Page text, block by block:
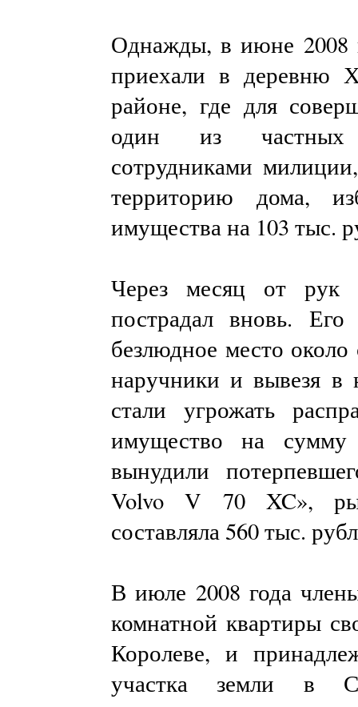
Однажды, в июне 2008
приехали в деревню
районе, где для
один из частных
сотрудниками
территорию дома,
имущества на 103 тыс.
Через месяц от рук
пострадал вновь.
безлюдное место
наручники и вывезя в
стали угрожать
имущество на
вынудили
Volvo V 70 XC»,
составляла 560 тыс.
В июле 2008 года
комнатной квартиры
Королеве, и
участка земли в